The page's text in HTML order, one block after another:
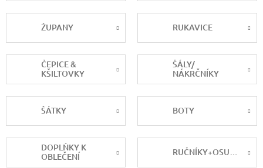
ŽUPANY RUKAVICE
ČEPICE &
KŠILTOVKY
ŠÁLY/
NÁKRČNÍKY
ŠÁTKY BOTY
DOPLŇKY K
OBLEČENÍ
RUČNÍKY+OSUŠKY